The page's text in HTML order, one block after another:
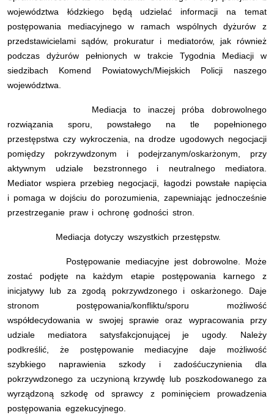
województwa łódzkiego będą udzielać informacji na temat
postępowania mediacyjnego w ramach wspólnych dyżurów z
przedstawicielami sądów, prokuratur i mediatorów, jak również
podczas dyżurów pełnionych w trakcie Tygodnia Mediacji w
siedzibach Komend Powiatowych/Miejskich Policji naszego
województwa.
Mediacja to inaczej próba dobrowolnego
rozwiązania sporu, powstałego na tle popełnionego
przestępstwa czy wykroczenia, na drodze ugodowych negocjacji
pomiędzy pokrzywdzonym i podejrzanym/oskarżonym, przy
aktywnym udziale bezstronnego i neutralnego mediatora.
Mediator wspiera przebieg negocjacji, łagodzi powstałe napięcia
i pomaga w dojściu do porozumienia, zapewniając jednocześnie
przestrzeganie praw i ochronę godności stron.
Mediacja dotyczy wszystkich przestępstw.
Postępowanie mediacyjne jest dobrowolne. Może
zostać podjęte na każdym etapie postępowania karnego z
inicjatywy lub za zgodą pokrzywdzonego i oskarżonego. Daje
stronom postępowania/konfliktu/sporu możliwość
współdecydowania w swojej sprawie oraz wypracowania przy
udziale mediatora satysfakcjonującej je ugody. Należy
podkreślić, że postępowanie mediacyjne daje możliwość
szybkiego naprawienia szkody i zadośćuczynienia dla
pokrzywdzonego za uczynioną krzywdę lub poszkodowanego za
wyrządzoną szkodę od sprawcy z pominięciem prowadzenia
postępowania egzekucyjnego.